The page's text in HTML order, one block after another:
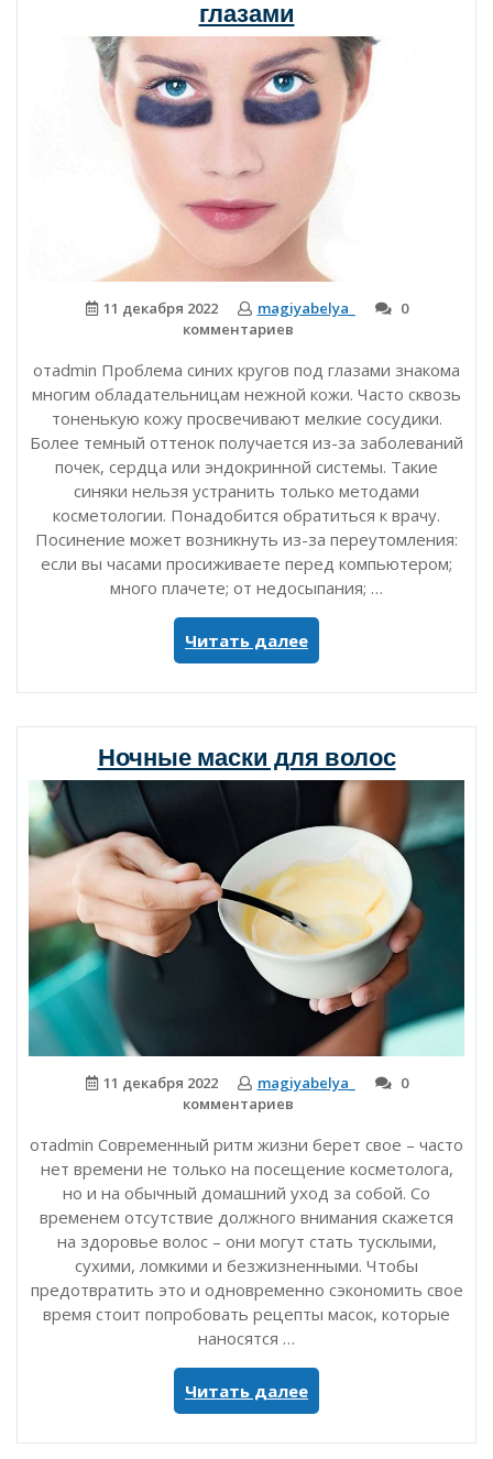
глазами
11 декабря 2022 magiyabelya_
0
комментариев
отadmin Проблема синих кругов под глазами знакома
многим обладательницам нежной кожи. Часто сквозь
тоненькую кожу просвечивают мелкие сосудики.
Более темный оттенок получается из-за заболеваний
почек, сердца или эндокринной системы. Такие
синяки нельзя устранить только методами
косметологии. Понадобится обратиться к врачу.
Посинение может возникнуть из-за переутомления:
если вы часами просиживаете перед компьютером;
много плачете; от недосыпания; …
Читать далее«Домашние
маски
от
глазами»
Ночные маски для волос
11 декабря 2022 magiyabelya_
0
комментариев
отadmin Современный ритм жизни берет свое – часто
нет времени не только на посещение косметолога,
но и на обычный домашний уход за собой. Со
временем отсутствие должного внимания скажется
на здоровье волос – они могут стать тусклыми,
сухими, ломкими и безжизненными. Чтобы
предотвратить это и одновременно сэкономить свое
время стоит попробовать рецепты масок, которые
наносятся …
Читать далее«Ночные
маски
для